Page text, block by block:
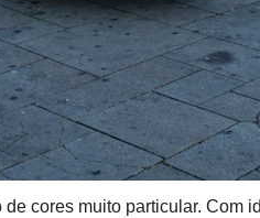
de cores muito particular. Com